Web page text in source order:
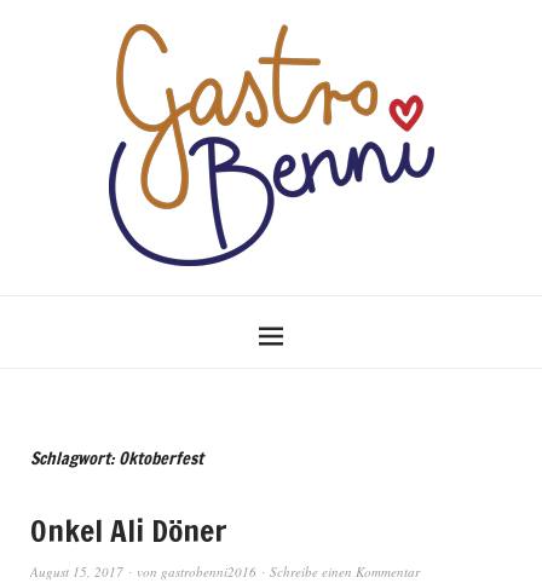
Schlagwort: Oktoberfest
Onkel Ali Döner
August 15, 2017 von gastrobenni2016 Schreibe einen Kommentar